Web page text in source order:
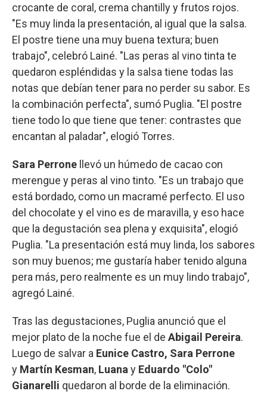
crocante de coral, crema chantilly y frutos rojos.
"Es muy linda la presentación, al igual que la salsa.
El postre tiene una muy buena textura; buen
trabajo", celebró Lainé. "Las peras al vino tinta te
quedaron espléndidas y la salsa tiene todas las
notas que debían tener para no perder su sabor. Es
la combinación perfecta", sumó Puglia. "El postre
tiene todo lo que tiene que tener: contrastes que
encantan al paladar", elogió Torres.
Sara Perrone
llevó un húmedo de cacao con
merengue y peras al vino tinto. "Es un trabajo que
está bordado, como un macramé perfecto. El uso
del chocolate y el vino es de maravilla, y eso hace
que la degustación sea plena y exquisita", elogió
Puglia. "La presentación está muy linda, los sabores
son muy buenos; me gustaría haber tenido alguna
pera más, pero realmente es un muy lindo trabajo",
agregó Lainé.
Tras las degustaciones, Puglia anunció que el
mejor plato de la noche fue el de Abigail Pereira.
Luego de salvar a Eunice Castro, Sara Perrone
y Martín Kesman, Luana y Eduardo "Colo"
Gianarelli quedaron al borde de la eliminación.